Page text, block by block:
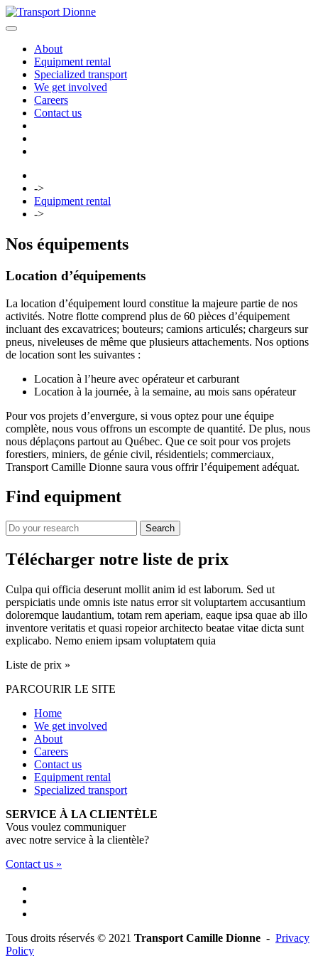
About
Equipment rental
Specialized transport
We get involved
Careers
Contact us
->
Equipment rental
->
Nos équipements
Location d’équipements
La location d’équipement lourd constitue la majeure partie de nos
activités. Notre flotte comprend plus de 60 pièces d’équipement
incluant des excavatrices; bouteurs; camions articulés; chargeurs sur
pneus, niveleuses de même que plusieurs attachements. Nos options
de location sont les suivantes :
Location à l’heure avec opérateur et carburant
Location à la journée, à la semaine, au mois sans opérateur
Pour vos projets d’envergure, si vous optez pour une équipe
complète, nous vous offrons un escompte de quantité. De plus, nous
nous déplaçons partout au Québec. Que ce soit pour vos projets
forestiers, miniers, de génie civil, résidentiels; commerciaux,
Transport Camille Dionne saura vous offrir l’équipement adéquat.
Find equipment
Search
Télécharger notre liste de prix
Culpa qui officia deserunt mollit anim id est laborum. Sed ut
perspiciatis unde omnis iste natus error sit voluptartem accusantium
doloremque laudantium, totam rem aperiam, eaque ipsa quae ab illo
inventore veritatis et quasi ropeior architecto beatae vitae dicta sunt
explicabo. Nemo eniem ipsam voluptatem quia
Liste de prix »
PARCOURIR LE SITE
Home
We get involved
About
Careers
Contact us
Equipment rental
Specialized transport
SERVICE À LA CLIENTÈLE
Vous voulez communiquer
avec notre service à la clientèle?
Contact us »
Tous droits réservés © 2021 Transport Camille Dionne - Privacy
Policy